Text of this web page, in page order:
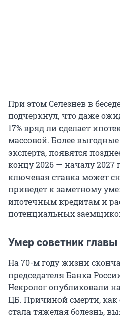
При этом Селезнев в
подчеркнул, что даже
17% вряд ли сделает
массовой. Более
эксперта, появятся
концу 2026 — началу 2027
ключевая ставка может
приведет к заметному
ипотечным кредитам и
потенциальных
Умер советник
На 70-м году жизни
председателя Банка
Некролог опубликовали
ЦБ. Причиной смерти, как
стала тяжелая болезнь,